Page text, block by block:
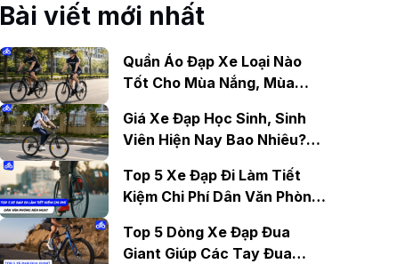
Bài viết mới nhất
Quần Áo Đạp Xe Loại Nào
Tốt Cho Mùa Nắng, Mùa
Giá Xe Đạp Học Sinh, Sinh
Viên Hiện Nay Bao Nhiêu?
Top 5 Xe Đạp Đi Làm Tiết
Kiệm Chi Phí Dân Văn Phòng
Top 5 Dòng Xe Đạp Đua
Giant Giúp Các Tay Đua